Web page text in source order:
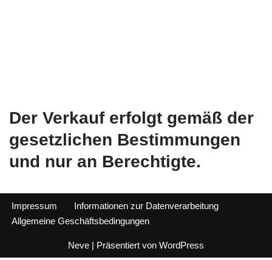
Der Verkauf erfolgt gemäß der
gesetzlichen Bestimmungen
und nur an Berechtigte.
Impressum
Informationen zur Datenverarbeitung
Allgemeine Geschäftsbedingungen
Neve | Präsentiert von WordPress